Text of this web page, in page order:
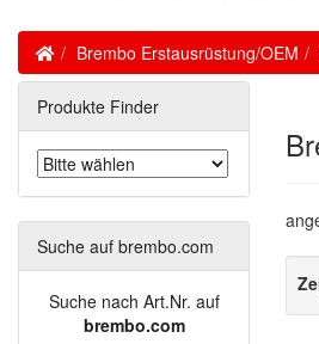
HomeBrembo Erstausrüstung/OEM
Produkte Finder
Suche auf brembo.com
Suche nach Art.Nr. auf
brembo.com